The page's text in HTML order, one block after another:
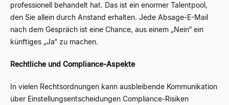
professionell behandelt hat. Das ist ein enormer Talentpool,
den Sie allein durch Anstand erhalten. Jede Absage-E-Mail
nach dem Gespräch ist eine Chance, aus einem „Nein“ ein
künftiges „Ja“ zu machen.
Rechtliche und Compliance-Aspekte
In vielen Rechtsordnungen kann ausbleibende Kommunikation
über Einstellungsentscheidungen Compliance-Risiken